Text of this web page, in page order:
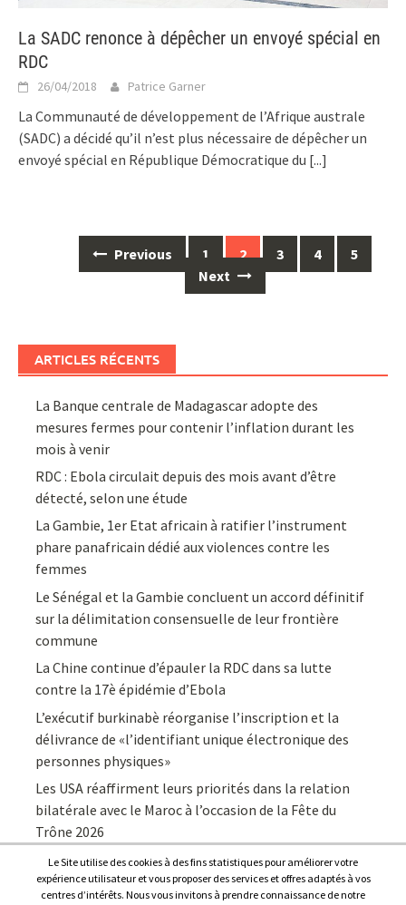
La SADC renonce à dépêcher un envoyé spécial en
RDC
26/04/2018 Patrice Garner
La Communauté de développement de l’Afrique australe
(SADC) a décidé qu’il n’est plus nécessaire de dépêcher un
envoyé spécial en République Démocratique du [...]
navigation
Previous 1 2 3 4
5
Next
ARTICLES RÉCENTS
La Banque centrale de Madagascar adopte des
mesures fermes pour contenir l’inflation durant les
mois à venir
RDC : Ebola circulait depuis des mois avant d’être
détecté, selon une étude
La Gambie, 1er Etat africain à ratifier l’instrument
phare panafricain dédié aux violences contre les
femmes
Le Sénégal et la Gambie concluent un accord définitif
sur la délimitation consensuelle de leur frontière
commune
La Chine continue d’épauler la RDC dans sa lutte
contre la 17è épidémie d’Ebola
L’exécutif burkinabè réorganise l’inscription et la
délivrance de «l’identifiant unique électronique des
personnes physiques»
Les USA réaffirment leurs priorités dans la relation
bilatérale avec le Maroc à l’occasion de la Fête du
Trône 2026
Le Site utilise des cookies à des fins statistiques pour améliorer votre
expérience utilisateur et vous proposer des services et offres adaptés à vos
centres d’intérêts. Nous vous invitons à prendre connaissance de notre